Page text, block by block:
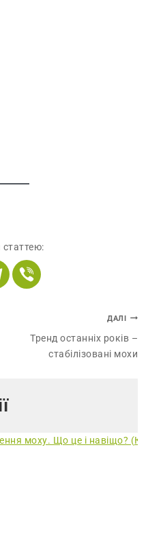
статтею:
ДАЛІ
Тренд останніх років –
стабілізовані мохи